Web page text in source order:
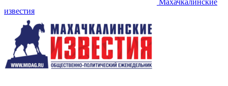
Махачкалинские
известия